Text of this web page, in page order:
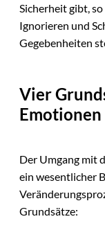
Sicherheit gibt,
Ignorieren und
Gegebenheiten
Vier
Emotionen
Der Umgang mit
ein wesentlicher
Grundsätze: